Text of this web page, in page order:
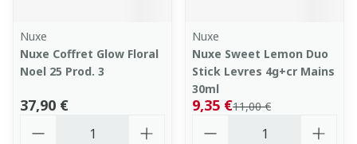
Nuxe
Nuxe Coffret Glow Floral
Noel 25 Prod. 3
37,90 €
Nuxe
Nuxe Sweet Lemon Duo
Stick Levres 4g+cr Mains
30ml
11,00 €
9,35 €